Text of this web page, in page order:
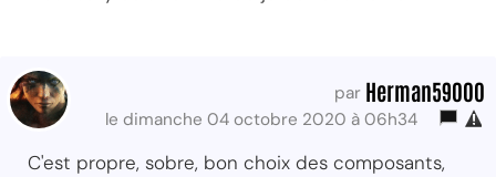
par Herman59000
le dimanche 04 octobre 2020 à 06h34
C'est propre, sobre, bon choix des composants,